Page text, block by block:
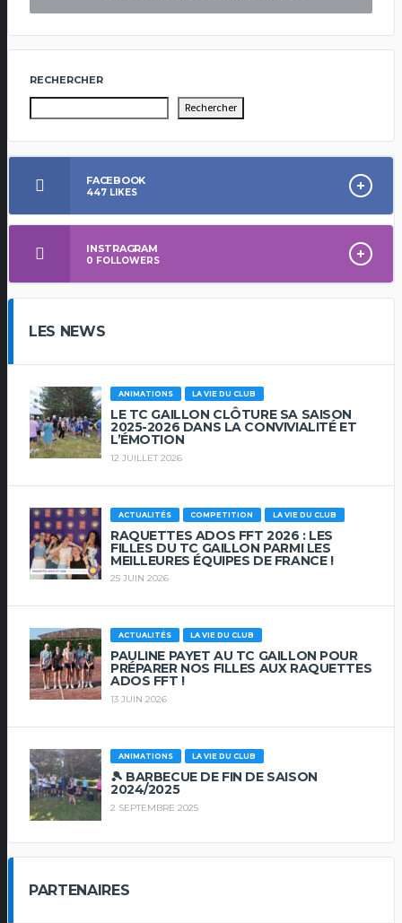
RECHERCHER
Rechercher
FACEBOOK
447 LIKES
INSTRAGRAM
0 FOLLOWERS
LES NEWS
ANIMATIONS LA VIE DU CLUB
LE TC GAILLON CLÔTURE SA SAISON
2025-2026 DANS LA CONVIVIALITÉ ET
L’ÉMOTION
12 JUILLET 2026
ACTUALITÉS COMPETITION LA VIE DU CLUB
RAQUETTES ADOS FFT 2026 : LES
FILLES DU TC GAILLON PARMI LES
MEILLEURES ÉQUIPES DE FRANCE !
25 JUIN 2026
ACTUALITÉS LA VIE DU CLUB
PAULINE PAYET AU TC GAILLON POUR
PRÉPARER NOS FILLES AUX RAQUETTES
ADOS FFT !
13 JUIN 2026
ANIMATIONS LA VIE DU CLUB
🎾 BARBECUE DE FIN DE SAISON
2024/2025
2 SEPTEMBRE 2025
PARTENAIRES